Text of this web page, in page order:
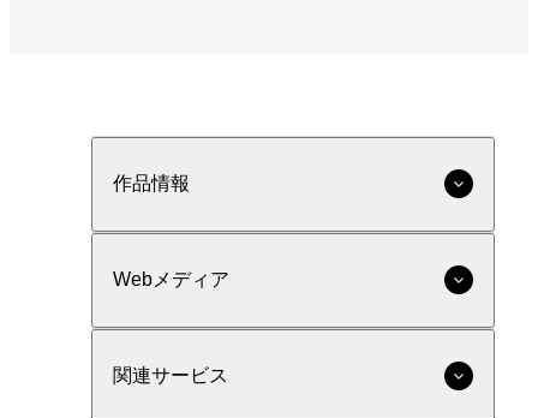
作品情報
Webメディア
関連サービス